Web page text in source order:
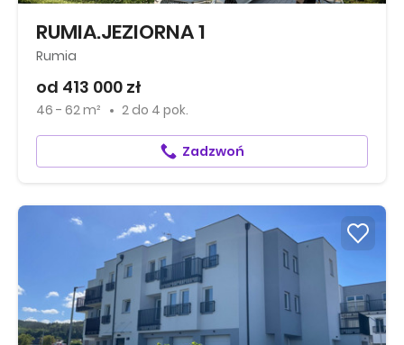
RUMIA.JEZIORNA 1
Rumia
od 413 000 zł
46 - 62 m² 2 do 4 pok.
Zadzwoń